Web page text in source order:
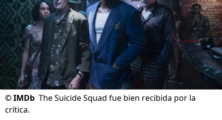
©IMDb The Suicide Squad fue bien recibida por la
crítica.